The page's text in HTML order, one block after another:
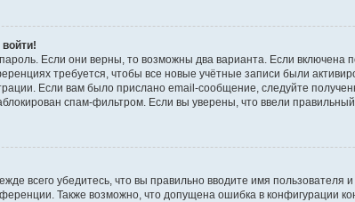
Если они верны, то возможны два варианта. Если включена
требуется, чтобы все новые учётные записи были
Если вам было прислано email-сообщение, следуйте
спам-фильтром. Если вы уверены, что ввели
всего убедитесь, что вы правильно вводите имя
Также возможно, что допущена ошибка в конфигурации